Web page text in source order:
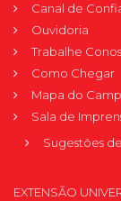
Canal de
Ouvidoria
Trabalhe
Como Chegar
Mapa do
Sala de
Sugestões
EXTENSÃO